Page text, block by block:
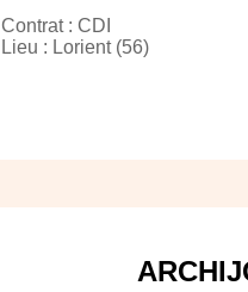
Contrat : CDI
Lieu : Lorient (56)